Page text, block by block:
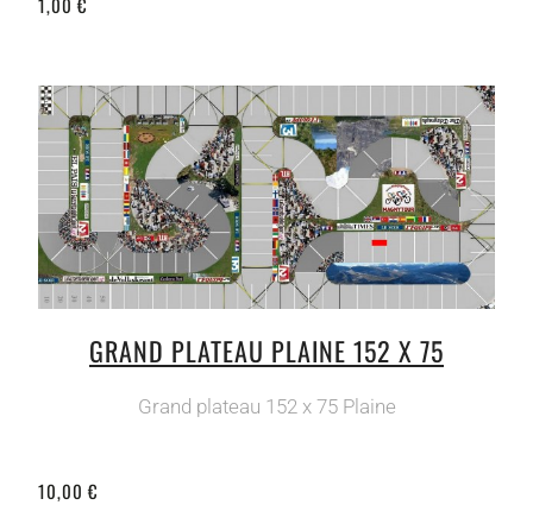
GRAND PLATEAU PLAINE 152 X 75
Grand plateau 152 x 75 Plaine
10,00 €